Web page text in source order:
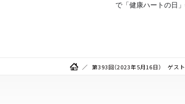
で「健康ハートの日」
第393回（2023年5月16日） ゲスト